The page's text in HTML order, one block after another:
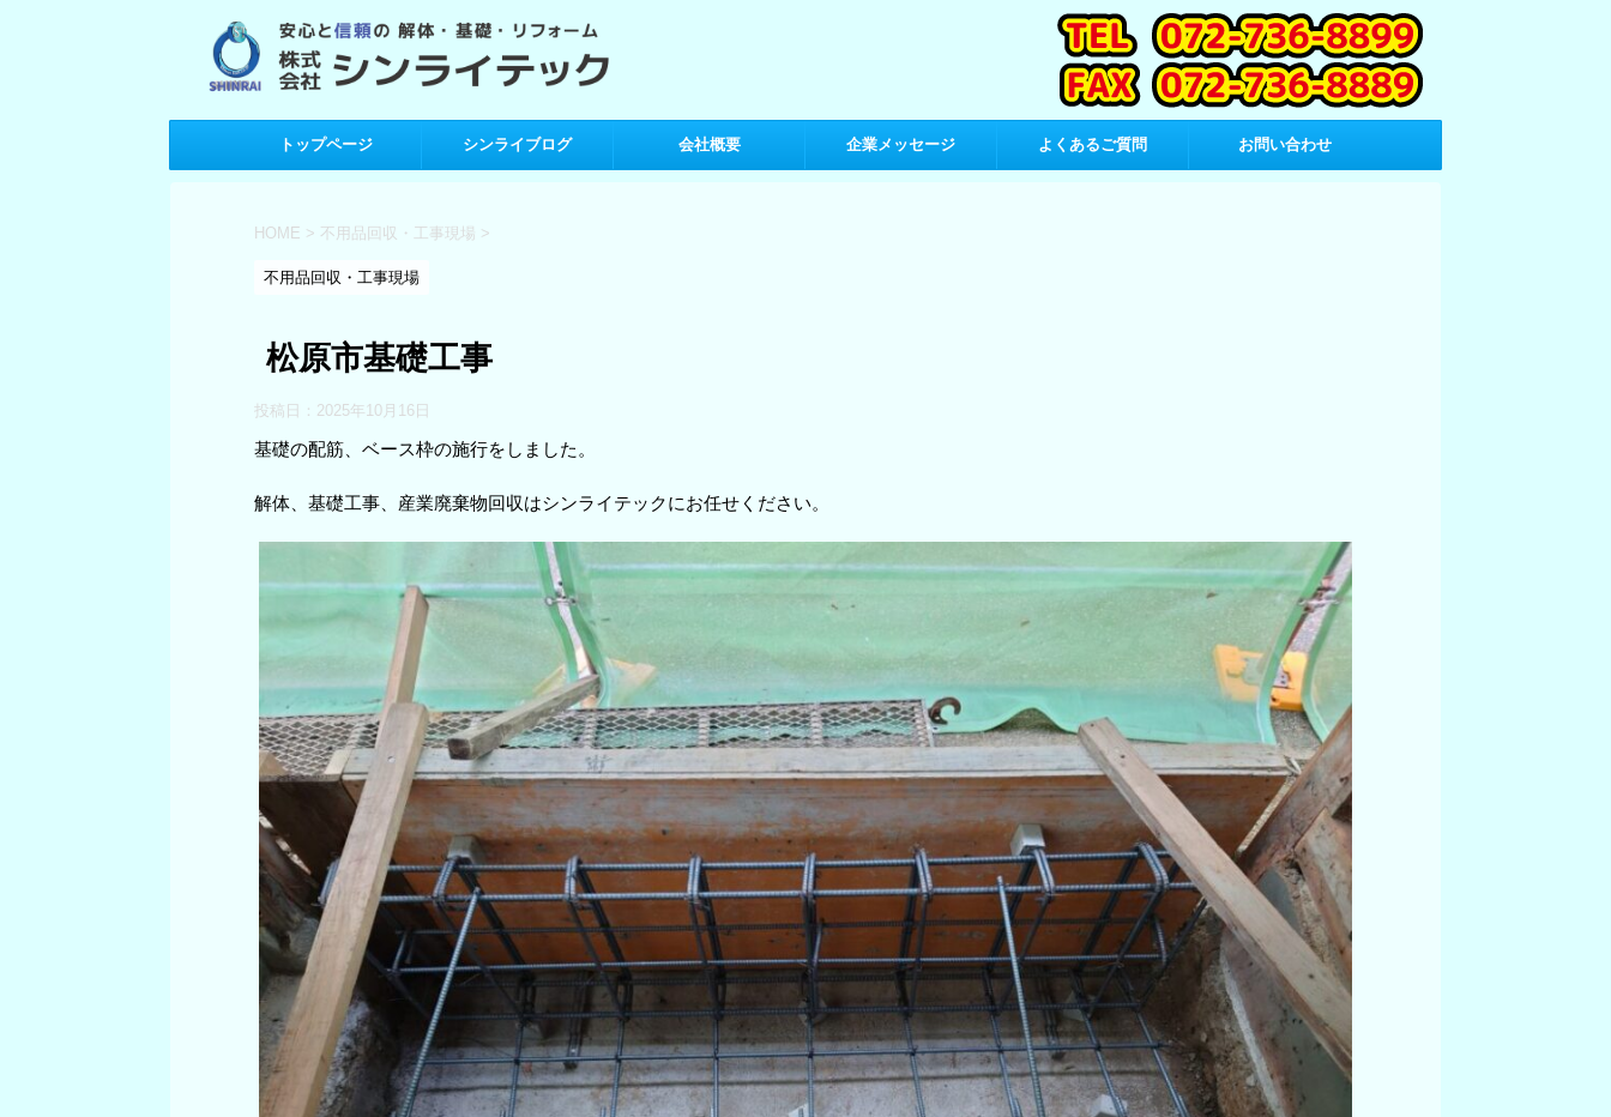
トップページ シンライブログ 会社概要 企業メッセージ よくあるご質問 お問い合わせ
HOME > 不用品回収・工事現場 >
不用品回収・工事現場
松原市基礎工事
投稿日： 2025年10月16日
基礎の配筋、ベース枠の施行をしました。
解体、基礎工事、産業廃棄物回収はシンライテックにお任せください。